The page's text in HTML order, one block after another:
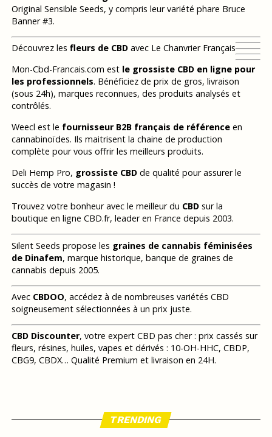
Original Sensible Seeds, y compris leur variété phare Bruce
Banner #3.
Découvrez les fleurs de CBDavec Le Chanvrier Français
Mon-Cbd-Francais.com est le grossiste CBD en ligne pour
les professionnels. Bénéficiez de prix de gros, livraison
(sous 24h), marques reconnues, des produits analysés et
contrôlés.
Weecl est le fournisseur B2B français de référenceen
cannabinoïdes. Ils maitrisent la chaine de production
complète pour vous offrir les meilleurs produits.
Deli Hemp Pro, grossiste CBDde qualité pour assurer le
succès de votre magasin !
Trouvez votre bonheur avec le meilleur du CBDsur la
boutique en ligne CBD.fr, leader en France depuis 2003.
Silent Seeds propose les graines de cannabis féminisées
de Dinafem, marque historique, banque de graines de
cannabis depuis 2005.
Avec CBDOO, accédez à de nombreuses variétés CBD
soigneusement sélectionnées à un prix juste.
CBD Discounter, votre expert CBD pas cher : prix cassés sur
fleurs, résines, huiles, vapes et dérivés : 10-OH-HHC, CBDP,
CBG9, CBDX… Qualité Premium et livraison en 24H.
TRENDING